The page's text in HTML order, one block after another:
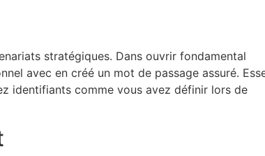
stratégiques. Dans ouvrir fondamental
avec en créé un mot de passage assuré.
identifiants comme vous avez définir lors de